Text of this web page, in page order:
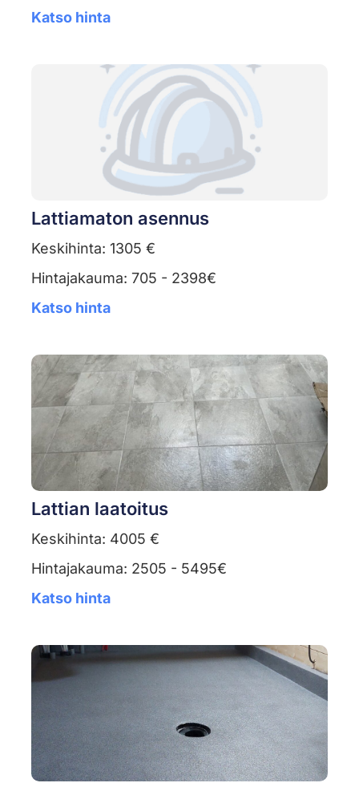
Katso hinta
Lattiamaton asennus
Keskihinta: 1305 €
Hintajakauma: 705 - 2398€
Katso hinta
Lattian laatoitus
Keskihinta: 4005 €
Hintajakauma: 2505 - 5495€
Katso hinta